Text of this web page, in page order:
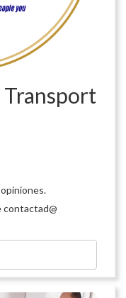
Transport
contactad@